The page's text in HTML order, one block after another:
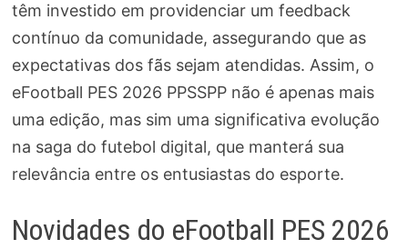
têm investido em providenciar um feedback
contínuo da comunidade, assegurando que as
expectativas dos fãs sejam atendidas. Assim, o
eFootball PES 2026 PPSSPP não é apenas mais
uma edição, mas sim uma significativa evolução
na saga do futebol digital, que manterá sua
relevância entre os entusiastas do esporte.
Novidades do eFootball PES 2026